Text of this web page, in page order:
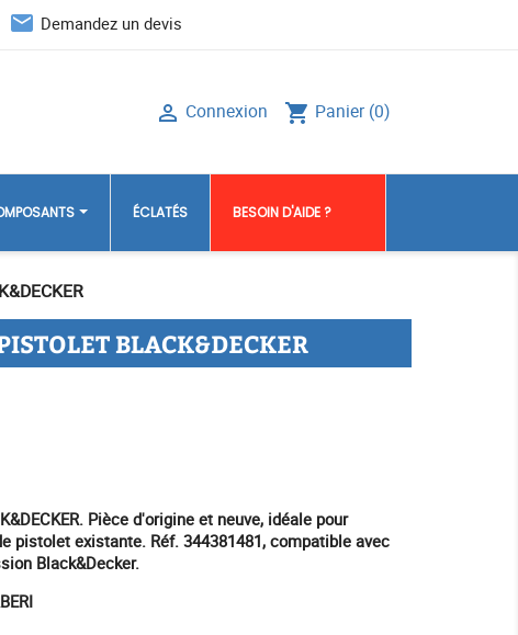
email Demandez un devis
shopping_cart Panier (0)
 Connexion
ÉCLATÉS BESOIN D'AIDE ?
BLACK&DECKER
Pièce d'origine et neuve, idéale pour
pistolet existante. Réf. 344381481, compatible avec
Black&Decker.